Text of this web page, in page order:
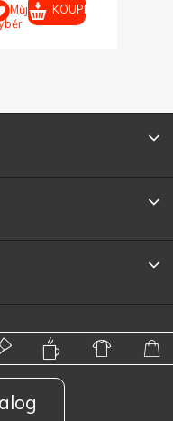
Můj
KOUPIT